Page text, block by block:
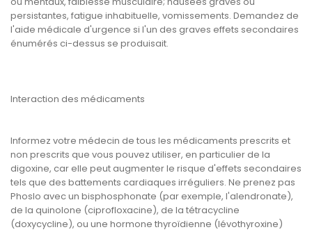
persistantes, fatigue inhabituelle, vomissements. Demandez de
l'aide médicale d'urgence si l'un des graves effets secondaires
énumérés ci-dessus se produisait.
Interaction des médicaments
Informez votre médecin de tous les médicaments prescrits et
non prescrits que vous pouvez utiliser, en particulier de la
digoxine, car elle peut augmenter le risque d'effets secondaires
tels que des battements cardiaques irréguliers. Ne prenez pas
Phoslo avec un bisphosphonate (par exemple, l'alendronate),
de la quinolone (ciprofloxacine), de la tétracycline
(doxycycline), ou une hormone thyroïdienne (lévothyroxine)